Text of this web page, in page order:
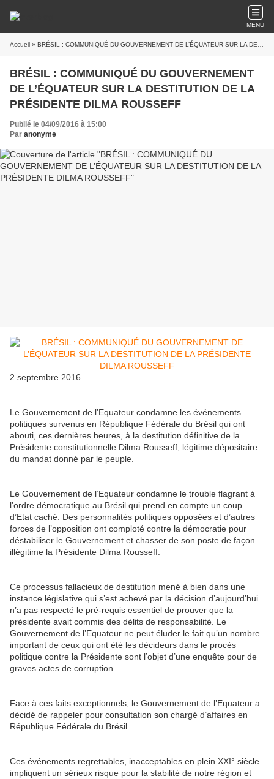
MENU
Accueil » BRÉSIL : COMMUNIQUÉ DU GOUVERNEMENT DE L’ÉQUATEUR SUR LA DESTITUTION DE LA PRÉSIDENTE DILMA ROUSSEFF
BRÉSIL : COMMUNIQUÉ DU GOUVERNEMENT
DE L’ÉQUATEUR SUR LA DESTITUTION DE LA
PRÉSIDENTE DILMA ROUSSEFF
Publié le 04/09/2016 à 15:00
Par anonyme
2 septembre 2016
Le Gouvernement de l’Equateur condamne les événements
politiques survenus en République Fédérale du Brésil qui ont
abouti, ces dernières heures, à la destitution définitive de la
Présidente constitutionnelle Dilma Rousseff, légitime dépositaire
du mandat donné par le peuple.
Le Gouvernement de l’Equateur condamne le trouble flagrant à
l’ordre démocratique au Brésil qui prend en compte un coup
d’Etat caché. Des personnalités politiques opposées et d’autres
forces de l’opposition ont comploté contre la démocratie pour
déstabiliser le Gouvernement et chasser de son poste de façon
illégitime la Présidente Dilma Rousseff.
Ce processus fallacieux de destitution mené à bien dans une
instance législative qui s’est achevé par la décision d’aujourd’hui
n’a pas respecté le pré-requis essentiel de prouver que la
présidente avait commis des délits de responsabilité. Le
Gouvernement de l’Equateur ne peut éluder le fait qu’un nombre
important de ceux qui ont été les décideurs dans le procès
politique contre la Présidente sont l’objet d’une enquête pour de
graves actes de corruption.
Face à ces faits exceptionnels, le Gouvernement de l’Equateur a
décidé de rappeler pour consultation son chargé d’affaires en
République Fédérale du Brésil.
Ces événements regrettables, inacceptables en plein XXI° siècle
impliquent un sérieux risque pour la stabilité de notre région et